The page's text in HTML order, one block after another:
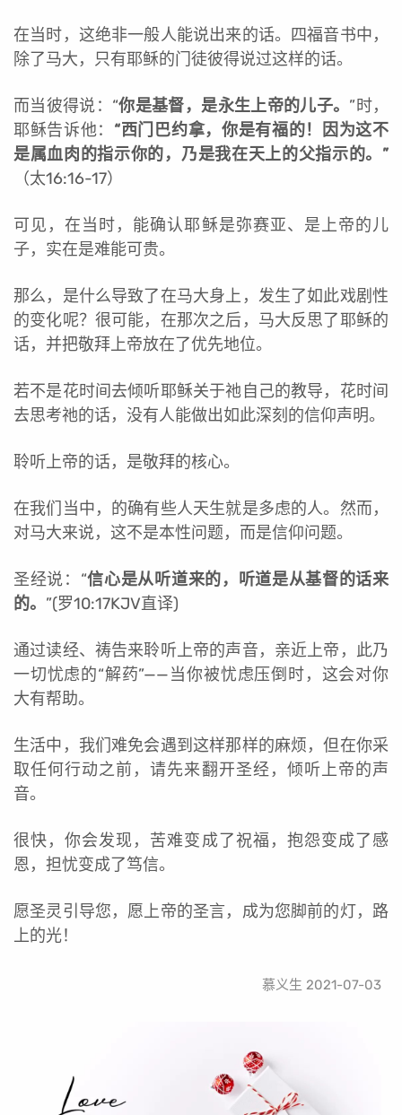
在当时，这绝非一般人能说出来的话。四福音书中，
除了马大，只有耶稣的门徒彼得说过这样的话。
而当彼得说：“你是基督，是永生上帝的儿子。 ”时，
耶稣告诉他： “西门巴约拿，你是有福的！因为这不
是属血肉的指示你的，乃是我在天上的父指示的。”
（太16:16-17）
可见，在当时，能确认耶稣是弥赛亚、是上帝的儿
子，实在是难能可贵。
那么，是什么导致了在马大身上，发生了如此戏剧性
的变化呢？很可能，在那次之后，马大反思了耶稣的
话，并把敬拜上帝放在了优先地位。
若不是花时间去倾听耶稣关于祂自己的教导，花时间
去思考祂的话，没有人能做出如此深刻的信仰声明。
聆听上帝的话，是敬拜的核心。
在我们当中，的确有些人天生就是多虑的人。然而，
对马大来说，这不是本性问题，而是信仰问题。
圣经说：“信心是从听道来的，听道是从基督的话来
的。 ”(罗10:17KJV直译)
通过读经、祷告来聆听上帝的声音，亲近上帝，此乃
一切忧虑的“解药”——当你被忧虑压倒时，这会对你
大有帮助。
生活中，我们难免会遇到这样那样的麻烦，但在你采
取任何行动之前，请先来翻开圣经，倾听上帝的声
音。
很快，你会发现，苦难变成了祝福，抱怨变成了感
恩，担忧变成了笃信。
愿圣灵引导您，愿上帝的圣言，成为您脚前的灯，路
上的光！
慕义生 2021-07-03